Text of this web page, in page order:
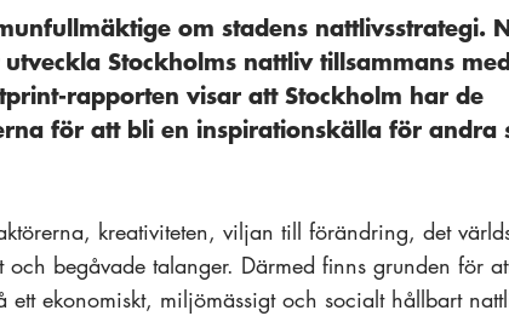
om stadens nattlivsstrategi.
Stockholms nattliv tillsammans
rapporten visar att Stockholm har de
för att bli en inspirationskälla för andra
kreativiteten, viljan till förändring, det
begåvade talanger. Därmed finns grunden för
ett ekonomiskt, miljömässigt och socialt hållbart